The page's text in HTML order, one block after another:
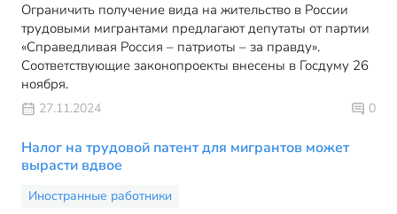
Ограничить получение вида на жительство в России
трудовыми мигрантами предлагают депутаты от партии
«Справедливая Россия – патриоты – за правду».
Соответствующие законопроекты внесены в Госдуму 26
ноября.
27.11.2024 0
Налог на трудовой патент для мигрантов может
вырасти вдвое
Иностранные работники